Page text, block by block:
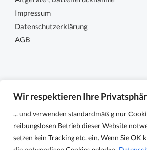
Wir respektieren Ihre
... und verwenden standardmäßig nur
reibungslosen Betrieb dieser Website
setzen kein Tracking etc. ein. Wenn Sie OK
Impressum
Datenschutzerklärung
AGB
Copyright © 2026 Sensocon GmbH -